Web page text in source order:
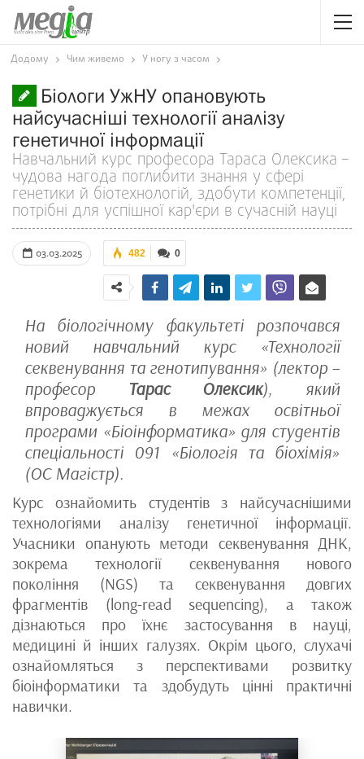
Додому Чим живемо У ногу з часом
Біологи УжНУ опановують
найсучасніші технології аналізу
генетичної інформації
Навчальний курс професора Тараса Олексика –
чудова нагода поглибити знання у сфері
генетики й біотехнологій, здобути компетенції,
потрібні для успішної кар'єри в сучасній науці
03.03.2025 0
482
На біологічному факультеті розпочався
новий навчальний курс «Технології
секвенування та генотипування» (лектор –
професор Тарас Олексик), який
впроваджується в межах освітньої
програми «Біоінформатика» для студентів
спеціальності 091 «Біологія та біохімія»
(ОС Магістр).
Курс ознайомить студентів з найсучаснішими
технологіями аналізу генетичної інформації.
Учасники опанують методи секвенування ДНК,
зокрема технології секвенування нового
покоління (NGS) та секвенування довгих
фрагментів (long-read sequencing), а також
дізнаються про їхнє застосування в науці,
медицині й інших галузях. Окрім цього, слухачі
ознайомляться з перспективами розвитку
біоінформатики та здобудуть цінні практичні
навички.